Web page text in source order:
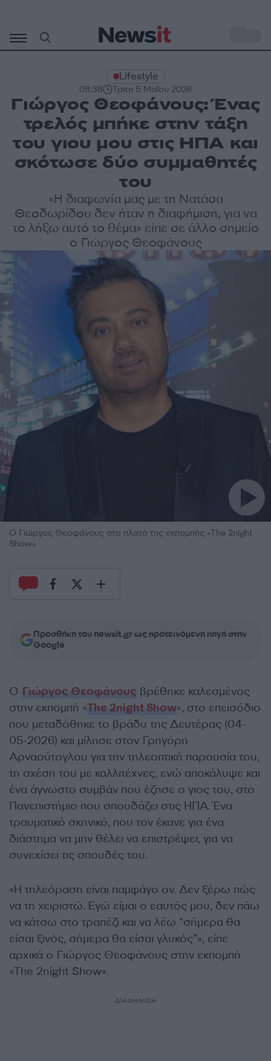
περιεχόμενο
Lifestyle
08:38 Τρίτη 5 Μαΐου 2026
Γιώργος Θεοφάνους: Ένας
τρελός μπήκε στην τάξη
του γιου μου στις ΗΠΑ και
σκότωσε δύο συμμαθητές
του
«Η διαφωνία μας με τη Νατάσα
Θεοδωρίδου δεν ήταν η διαφήμιση, για να
το λήξω αυτό το θέμα» είπε σε άλλο σημείο
ο Γιώργος Θεοφάνους
Ο Γιώργος Θεοφάνους στο πλατό της εκπομπής «The 2night
Show»
Προσθήκη του newsit.gr ως προτεινόμενη πηγή στην
Google
Ο Γιώργος Θεοφάνους βρέθηκε καλεσμένος
στην εκπομπή «The 2night Show», στο επεισόδιο
που μεταδόθηκε το βράδυ της Δευτέρας (04-
05-2026) και μίλησε στον Γρηγόρη
Αρναούτογλου για την τηλεοπτική παρουσία του,
τη σχέση του με καλλιτέχνες, ενώ αποκάλυψε και
ένα άγνωστο συμβάν που έζησε ο γιος του, στο
Πανεπιστήμιο που σπουδάζει στις ΗΠΑ. Ένα
τραυματικό σκηνικό, που τον έκανε για ένα
διάστημα να μην θέλει να επιστρέψει, για να
συνεχίσει τις σπουδές του.
«Η τηλεόραση είναι παμφάγο ον. Δεν ξέρω πώς
να τη χειριστώ. Εγώ είμαι ο εαυτός μου, δεν πάω
να κάτσω στο τραπέζι και να λέω “σήμερα θα
είσαι ξινός, σήμερα θα είσαι γλυκός”», είπε
αρχικά ο Γιώργος Θεοφάνους στην εκπομπή
«The 2night Show».
ΔΙΑΦΗΜΙΣΗ